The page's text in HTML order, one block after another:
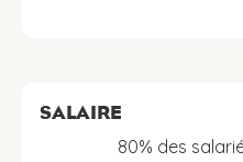
SALAIRE
80% des